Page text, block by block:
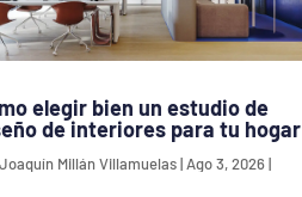
elegir bien un estudio de
de interiores para tu hogar
Joaquín Millán Villamuelas|Ago 3, 2026|